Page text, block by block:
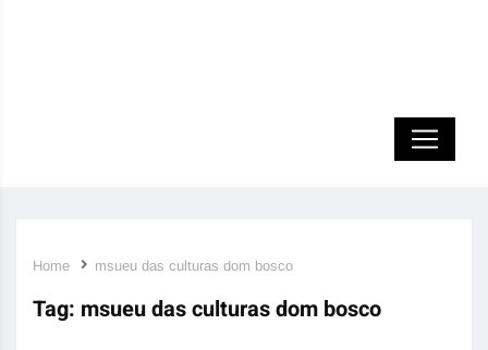
Home msueu das culturas dom bosco
Tag: msueu das culturas dom bosco